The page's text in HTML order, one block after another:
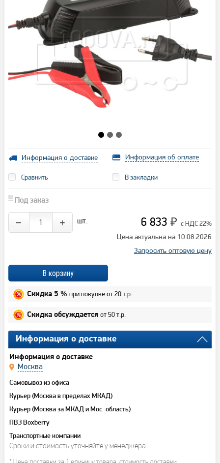
Информация о доставке Информация об оплате
Сравнить В закладки
Под заказ
− + шт. 6 833 ₽ с НДС 22%
Цена актуальна на 10.08.2026
Запросить оптовую цену
Скидка 5 % при покупке от 20 т.р.
Скидка обсуждается от 50 т.р.
Информация о доставке
Информация о доставке
Москва
Самовывоз из офиса
Курьер (Москва в пределах МКАД)
Курьер (Москва за МКАД и Мос. область)
ПВЗ Boxberry
Транспортные компании
Сроки и стоимость уточняйте у менеджера